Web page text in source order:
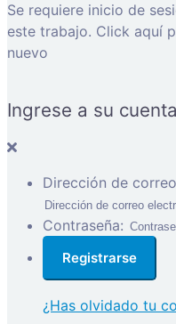
Se requiere inicio de
este trabajo. Click aquí
nuevo
Ingrese a su cuenta
Dirección de
Contraseña:
¿Has olvidado tu